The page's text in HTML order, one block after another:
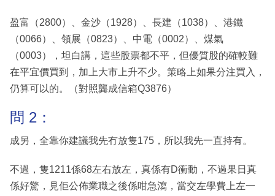
盈富（2800）、金沙（1928）、長建（1038）、港鐵
（0066）、領展（0823）、中電（0002）、煤氣
（0003），坦白講，這些股票都不平，但優質股的確較難
在平宜價買到，加上大市上升不少。策略上如果分注買入，
仍算可以的。（對照龔成信箱Q3876）
問 2：
成另，全靠你建議我先冇放隻175，所以我先一直持有。
不過，隻1211係68左右放左，真係有D衝動，不過果日真
係好驚，見佢公佈業職之後係咁急瀉，當交左學費上左一